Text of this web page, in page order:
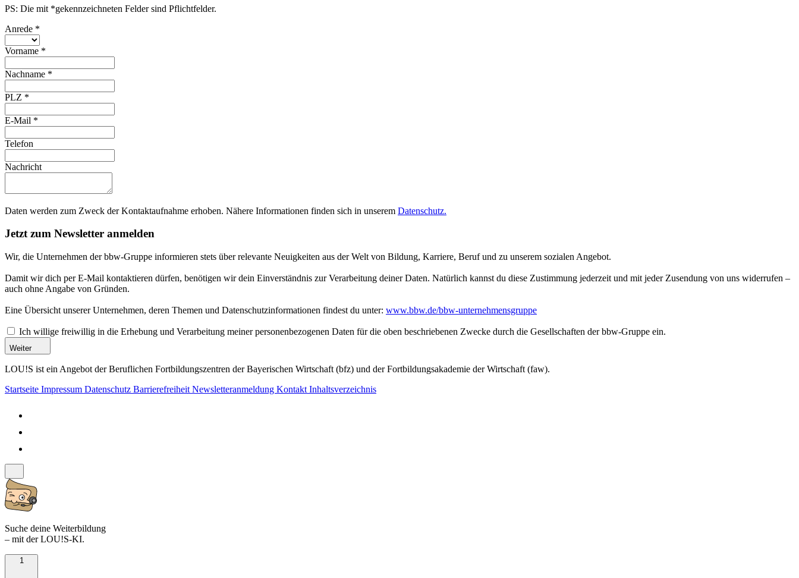
PS: Die mit *gekennzeichneten Felder sind Pflichtfelder.
Anrede *
Vorname *
Nachname *
PLZ *
E-Mail *
Telefon
Nachricht
Daten werden zum Zweck der Kontaktaufnahme erhoben. Nähere Informationen finden sich in unserem Datenschutz.
Jetzt zum Newsletter anmelden
Wir, die Unternehmen der bbw-Gruppe informieren stets über relevante Neuigkeiten aus der Welt von Bildung, Karriere, Beruf und zu unserem sozialen Angebot.
Damit wir dich per E-Mail kontaktieren dürfen, benötigen wir dein Einverständnis zur Verarbeitung deiner Daten. Natürlich kannst du diese Zustimmung jederzeit und mit jeder Zusendung von uns widerrufen –
auch ohne Angabe von Gründen.
Eine Übersicht unserer Unternehmen, deren Themen und Datenschutzinformationen findest du unter: www.bbw.de/bbw-unternehmensgruppe
Ich willige freiwillig in die Erhebung und Verarbeitung meiner personenbezogenen Daten für die oben beschriebenen Zwecke durch die Gesellschaften der bbw-Gruppe ein.
Weiter
LOU!S ist ein Angebot der Beruflichen Fortbildungszentren der Bayerischen Wirtschaft (bfz) und der Fortbildungsakademie der Wirtschaft (faw).
Startseite Impressum Datenschutz Barrierefreiheit Newsletteranmeldung Kontakt Inhaltsverzeichnis
Suche deine Weiterbildung
– mit der LOU!S-KI.
1